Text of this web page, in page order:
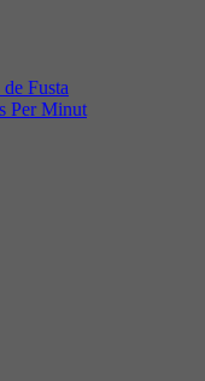
Fusta
Per Minut